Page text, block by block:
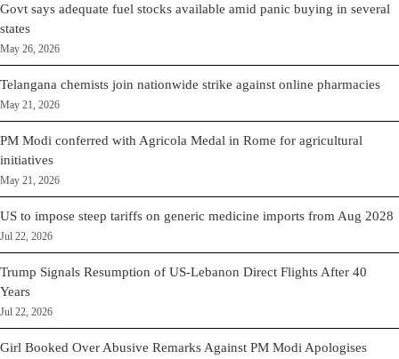
Govt says adequate fuel stocks available amid panic buying in several
states
May 26, 2026
Telangana chemists join nationwide strike against online pharmacies
May 21, 2026
PM Modi conferred with Agricola Medal in Rome for agricultural
initiatives
May 21, 2026
US to impose steep tariffs on generic medicine imports from Aug 2028
Jul 22, 2026
Trump Signals Resumption of US-Lebanon Direct Flights After 40
Years
Jul 22, 2026
Girl Booked Over Abusive Remarks Against PM Modi Apologises